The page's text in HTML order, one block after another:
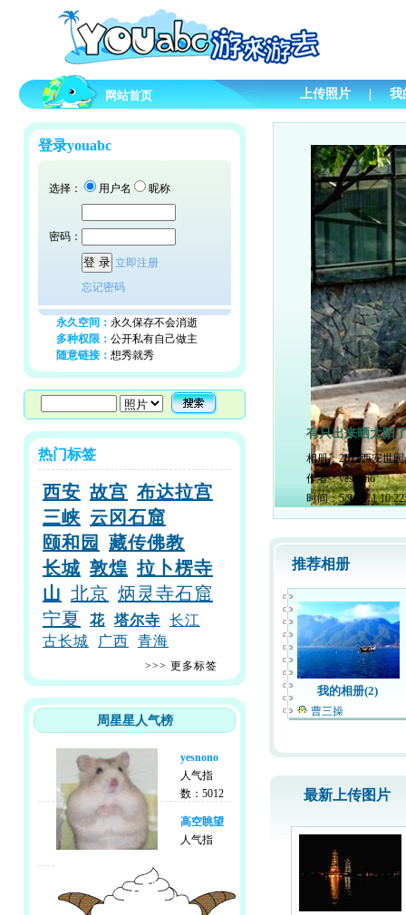
网站首页 上传照片 | 我
登录youabc
选择： 用户名 昵称
密码：
立即注册
忘记密码
永久空间： 永久保存不会消逝
多种权限： 公开私有自己做主
随意链接： 想秀就秀
热门标签
西安 故宫 布达拉宫
三峡 云冈石窟
颐和园
藏传佛教
长城 敦煌 拉卜楞寺
山 北京 炳灵寺石窟
宁夏
花 塔尔寺
长江
古长城
广西 青海
>>> 更多标签
周星星人气榜
yesnono
人气指
数：5012
高空眺望
人气指
有只出来晒太阳
相册：2011西安世
作者：yesnono
时间：5/9/2011
推荐相册
我的相册(2)
曹三操
最新上传图片